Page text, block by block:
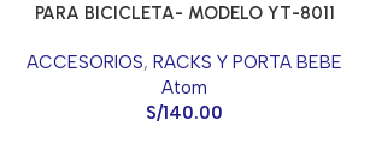
PARA BICICLETA- MODELO YT-8011
ACCESORIOS, RACKS Y PORTA BEBE
Atom
S/140.00